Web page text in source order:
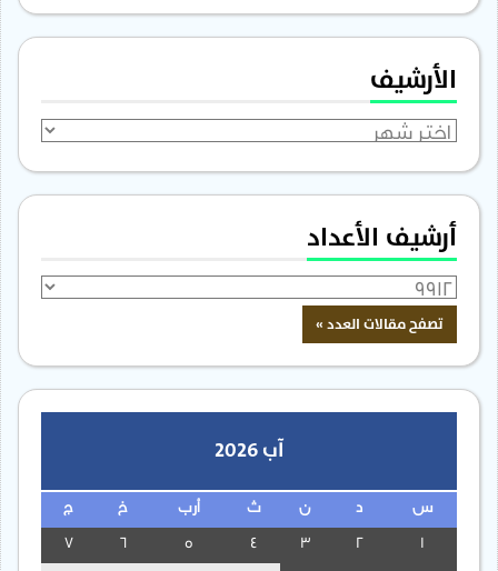
الأرشيف
الأرشيف
أرشيف الأعداد
آب 2026
س ن ث أرب خ ج
3